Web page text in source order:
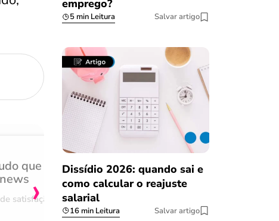
que
satisfação
Achei muito rápido,
burocracia
08/03/2023
›
emprego?
5 min Leitura Salvar artigo
Dissídio 2026: quando sai e
como calcular o reajuste
salarial
16 min Leitura Salvar artigo